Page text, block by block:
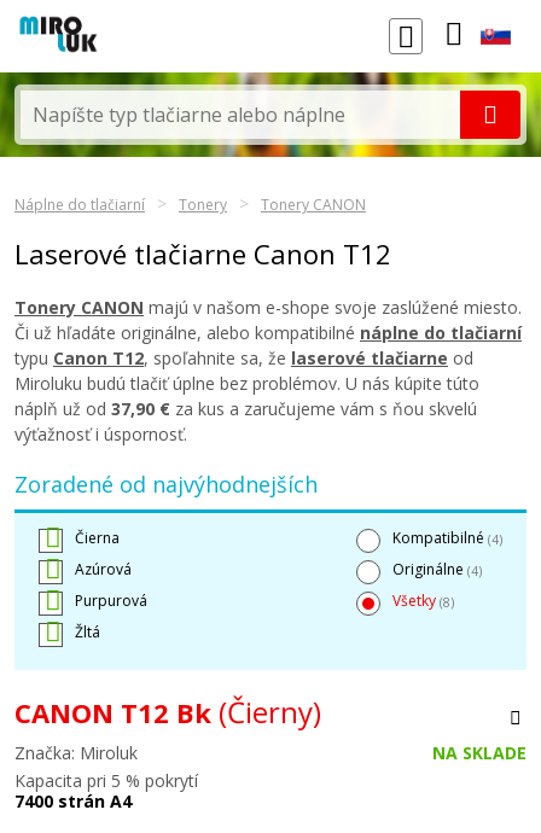
Náplne do tlačiarní Tonery Tonery CANON
Laserové tlačiarne Canon T12
Tonery CANON majú v našom e-shope svoje zaslúžené miesto.
Či už hľadáte originálne, alebo kompatibilné náplne do tlačiarní
typu Canon T12, spoľahnite sa, že laserové tlačiarne od
Miroluku budú tlačiť úplne bez problémov. U nás kúpite túto
náplň už od 37,90 € za kus a zaručujeme vám s ňou skvelú
výťažnosť i úspornosť.
Zoradené od najvýhodnejších
Čierna
Azúrová
Purpurová
Žltá
Kompatibilné (4)
Originálne (4)
Všetky (8)
CANON T12 Bk (Čierny)
Značka: Miroluk
NA SKLADE
Kapacita pri 5 % pokrytí
7400 strán A4